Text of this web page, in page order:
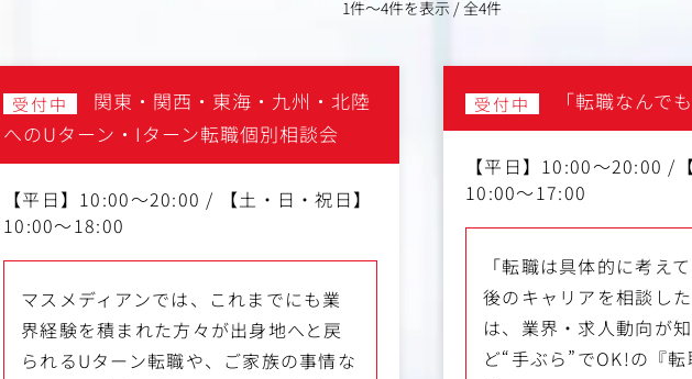
1件～4件を表示 / 全4件
受付中
関東・関西・東海・九州・北陸
へのUターン・Iターン転職個別相談会
【平日】10:00～20:00 / 【土・日・祝日】
10:00～18:00
マスメディアンでは、これまでにも業
界経験を積まれた方々が出身地へと戻
られるUターン転職や、ご家族の事情な
受付中 「転職なんで
【平日】10:00～20:00 /
10:00～17:00
「転職は具体的に考え
後のキャリアを相談し
は、業界・求人動向が
ど“手ぶら”でOK!の『